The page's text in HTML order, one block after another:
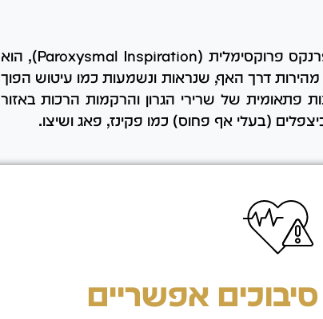
עיטוש הפוך (Reverse Sneezing), המכונה גם שאיפת פרנקס פרוקסימלית (Paroxysmal Inspiration), הוא
דרך האף, שנראות ונשמעות כמו עיטוש הפוך
פתאומית של שרירי הגרון והרקמות הרכות באזור
(בעלי אף פחוס) כמו פקינז, פאג ושיצו.
סיבוכים אפשריים